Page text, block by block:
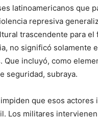
latinoamericanos que
represiva
trascendente para el
no significó solamente
incluyó, como
seguridad, subraya.
que esos actores
Los militares